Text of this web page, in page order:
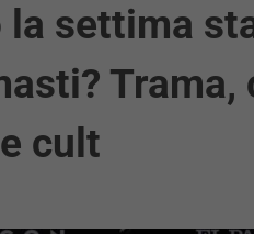
settima
cult